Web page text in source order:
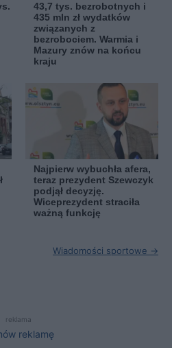
43,7 tys. bezrobotnych i
435 mln zł wydatków
związanych z
bezrobociem. Warmia i
Mazury znów na końcu
kraju
Najpierw wybuchła afera,
teraz prezydent Szewczyk
podjął decyzję.
Wiceprezydent straciła
ważną funkcję
Wiadomości sportowe →
reklama
reklamę